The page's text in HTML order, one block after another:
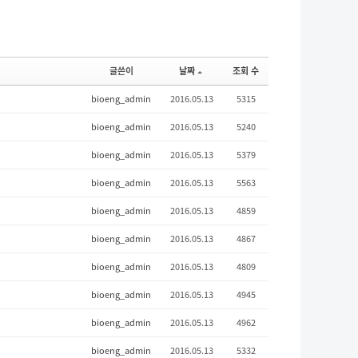
글쓴이 날짜 조회 수
bioeng_admin 2016.05.13 5315
bioeng_admin 2016.05.13 5240
bioeng_admin 2016.05.13 5379
bioeng_admin 2016.05.13 5563
bioeng_admin 2016.05.13 4859
bioeng_admin 2016.05.13 4867
bioeng_admin 2016.05.13 4809
bioeng_admin 2016.05.13 4945
bioeng_admin 2016.05.13 4962
bioeng_admin 2016.05.13 5332